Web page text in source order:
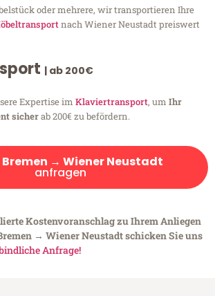
oder mehrere, wir transportieren Ihre
nach Wiener Neustadt preiswert
| ab 200€
Expertise im Klaviertransport, um Ihr
sicherab 200€ zu befördern.
Bremen → Wiener Neustadt
anfragen
Kostenvoranschlag zu Ihrem Anliegen
→ Wiener Neustadt schicken Sie uns
Anfrage!